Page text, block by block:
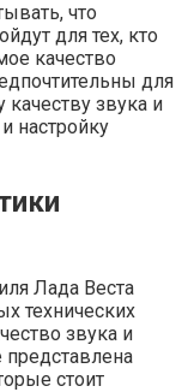
что
для тех, кто
качество
для
звука и
настройку
Лада Веста
технических
звука и
стоит